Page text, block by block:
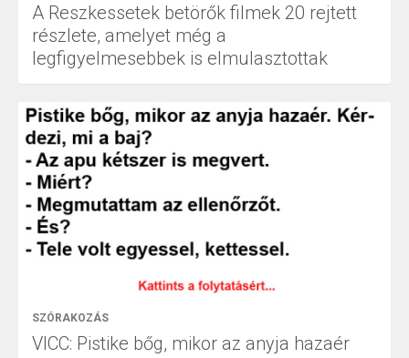
A Reszkessetek betörők filmek 20 rejtett
részlete, amelyet még a
legfigyelmesebbek is elmulasztottak
SZÓRAKOZÁS
VICC: Pistike bőg, mikor az anyja hazaér